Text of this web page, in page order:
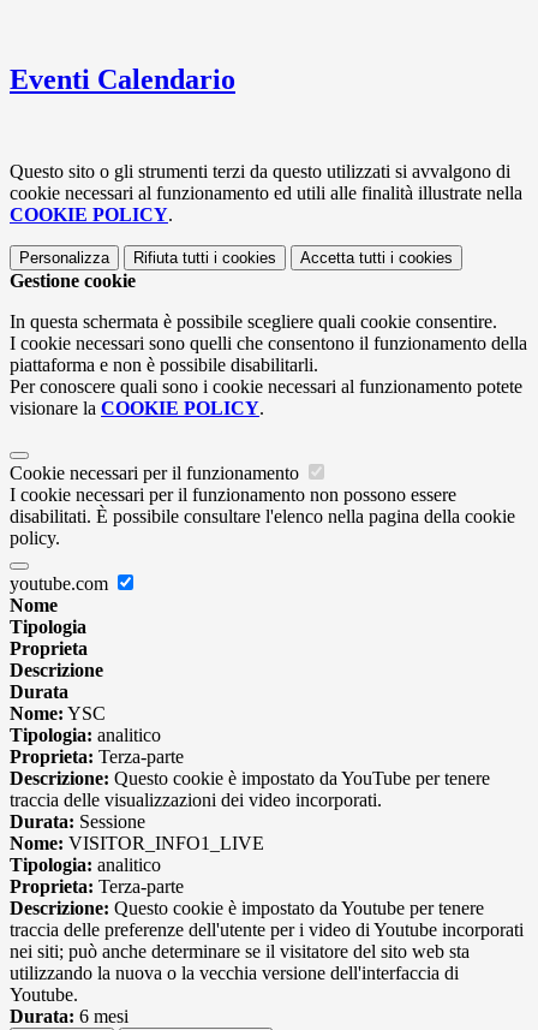
Eventi Calendario
Questo sito o gli strumenti terzi da questo utilizzati si avvalgono di
cookie necessari al funzionamento ed utili alle finalità illustrate nella
COOKIE POLICY.
Personalizza Rifiuta tutti i cookies Accetta tutti i cookies
Gestione cookie
In questa schermata è possibile scegliere quali cookie consentire.
I cookie necessari sono quelli che consentono il funzionamento della
piattaforma e non è possibile disabilitarli.
Per conoscere quali sono i cookie necessari al funzionamento potete
visionare la COOKIE POLICY.
Cookie necessari per il funzionamento
I cookie necessari per il funzionamento non possono essere
disabilitati. È possibile consultare l'elenco nella pagina della cookie
policy.
youtube.com
Nome
Tipologia
Proprieta
Descrizione
Durata
Nome: YSC
Tipologia: analitico
Proprieta: Terza-parte
Descrizione: Questo cookie è impostato da YouTube per tenere
traccia delle visualizzazioni dei video incorporati.
Durata: Sessione
Nome: VISITOR_INFO1_LIVE
Tipologia: analitico
Proprieta: Terza-parte
Descrizione: Questo cookie è impostato da Youtube per tenere
traccia delle preferenze dell'utente per i video di Youtube incorporati
nei siti; può anche determinare se il visitatore del sito web sta
utilizzando la nuova o la vecchia versione dell'interfaccia di
Youtube.
Durata: 6 mesi